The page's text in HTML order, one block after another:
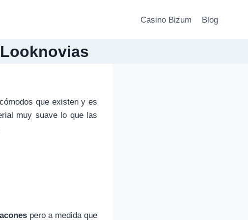
Casino Bizum Blog
que existen y es
muy suave lo que las
pero a medida que